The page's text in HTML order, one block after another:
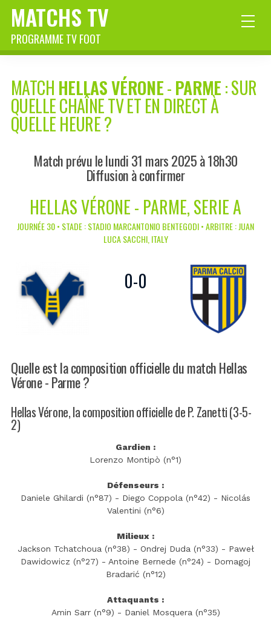
MATCHS TV
PROGRAMME TV FOOT
MATCH HELLAS VÉRONE-PARME: SUR
QUELLE CHAÎNE TV ET EN DIRECT À
QUELLE HEURE ?
Match prévu le lundi 31 mars 2025 à 18h30
Diffusion à confirmer
HELLAS VÉRONE - PARME, SERIE A
JOURNÉE 30 • STADE : STADIO MARCANTONIO BENTEGODI • ARBITRE : JUAN
LUCA SACCHI, ITALY
0-0
Quelle est la composition officielle du match Hellas
Vérone - Parme ?
Hellas Vérone, la composition officielle de P. Zanetti (3-5-
2)
Gardien :
Lorenzo Montipò (n°1)
Défenseurs :
Daniele Ghilardi (n°87) - Diego Coppola (n°42) - Nicolás
Valentini (n°6)
Milieux :
Jackson Tchatchoua (n°38) - Ondrej Duda (n°33) - Paweł
Dawidowicz (n°27) - Antoine Bernede (n°24) - Domagoj
Bradarić (n°12)
Attaquants :
Amin Sarr (n°9) - Daniel Mosquera (n°35)